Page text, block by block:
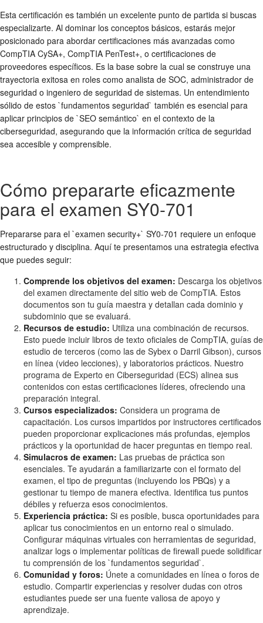
Esta certificación es también un excelente punto de partida si buscas
especializarte. Al dominar los conceptos básicos, estarás mejor
posicionado para abordar certificaciones más avanzadas como
CompTIA CySA+, CompTIA PenTest+, o certificaciones de
proveedores específicos. Es la base sobre la cual se construye una
trayectoria exitosa en roles como analista de SOC, administrador de
seguridad o ingeniero de seguridad de sistemas. Un entendimiento
sólido de estos `fundamentos seguridad` también es esencial para
aplicar principios de `SEO semántico` en el contexto de la
ciberseguridad, asegurando que la información crítica de seguridad
sea accesible y comprensible.
Cómo prepararte eficazmente
para el examen SY0-701
Prepararse para el `examen security+` SY0-701 requiere un enfoque
estructurado y disciplina. Aquí te presentamos una estrategia efectiva
que puedes seguir:
Comprende los objetivos del examen: Descarga los objetivos
del examen directamente del sitio web de CompTIA. Estos
documentos son tu guía maestra y detallan cada dominio y
subdominio que se evaluará.
Recursos de estudio: Utiliza una combinación de recursos.
Esto puede incluir libros de texto oficiales de CompTIA, guías de
estudio de terceros (como las de Sybex o Darril Gibson), cursos
en línea (video lecciones), y laboratorios prácticos. Nuestro
programa de Experto en Ciberseguridad (ECS) alinea sus
contenidos con estas certificaciones líderes, ofreciendo una
preparación integral.
Cursos especializados: Considera un programa de
capacitación. Los cursos impartidos por instructores certificados
pueden proporcionar explicaciones más profundas, ejemplos
prácticos y la oportunidad de hacer preguntas en tiempo real.
Simulacros de examen: Las pruebas de práctica son
esenciales. Te ayudarán a familiarizarte con el formato del
examen, el tipo de preguntas (incluyendo los PBQs) y a
gestionar tu tiempo de manera efectiva. Identifica tus puntos
débiles y refuerza esos conocimientos.
Experiencia práctica: Si es posible, busca oportunidades para
aplicar tus conocimientos en un entorno real o simulado.
Configurar máquinas virtuales con herramientas de seguridad,
analizar logs o implementar políticas de firewall puede solidificar
tu comprensión de los `fundamentos seguridad`.
Comunidad y foros: Únete a comunidades en línea o foros de
estudio. Compartir experiencias y resolver dudas con otros
estudiantes puede ser una fuente valiosa de apoyo y
aprendizaje.